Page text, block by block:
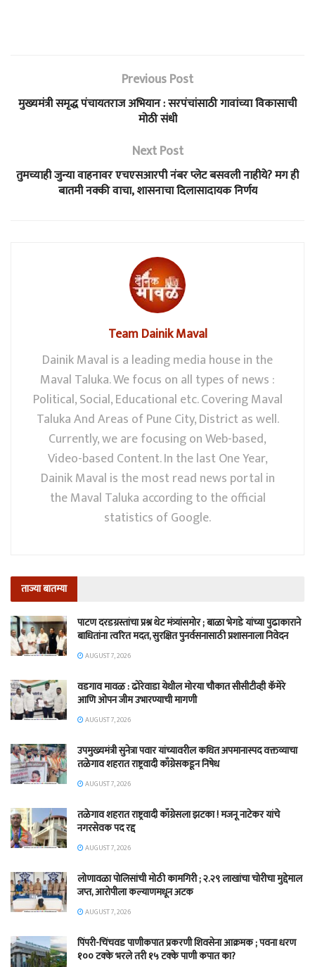
Previous Post
मुख्यमंत्री समृद्ध पंचायतराज अभियान : सरपंचांसाठी गावांच्या विकासाची
मोठी संधी
Next Post
तुमच्याही जुन्या वाहनावर एचएसआरपी नंबर प्लेट बसवली नाहीये? मग ही
बातमी नक्की वाचा, शासनाचा दिलासादायक निर्णय
Team Dainik Maval
Dainik Maval is a leading media house in the
Maval Taluka. We focus on all types of news :
Political, Social, Educational etc. Covering Maval
Taluka And Areas of Pune City, District as well.
Currently, we are focusing on Web-based,
Video-based Content. In the last One Year,
Dainik Maval is the most read news portal in
the Maval Taluka according to the official
statistics of Google.
ताज्या बातम्या
पाटण दरडग्रस्तांचा प्रश्न थेट मंत्र्यांसमोर ; बाळा भेगडे यांच्या पुढाकाराने
बाधितांना त्वरित मदत, सुरक्षित पुनर्वसनासाठी प्रशासनाला निवेदन
AUGUST 7, 2026
वडगाव मावळ : ढोरेवाडा येथील मोरया चौकात सीसीटीव्ही कॅमेरे
आणि ओपन जीम उभारण्याची मागणी
AUGUST 7, 2026
उपमुख्यमंत्री सुनेत्रा पवार यांच्यावरील कथित अपमानास्पद वक्तव्याचा
तळेगाव शहरात राष्ट्रवादी काँग्रेसकडून निषेध
AUGUST 7, 2026
तळेगाव शहरात राष्ट्रवादी काँग्रेसला झटका ! मजनू नाटेकर यांचे
नगरसेवक पद रद्द
AUGUST 7, 2026
लोणावळा पोलिसांची मोठी कामगिरी ; २.२९ लाखांचा चोरीचा मुद्देमाल
जप्त, आरोपीला कल्याणमधून अटक
AUGUST 7, 2026
पिंपरी-चिंचवड पाणीकपात प्रकरणी शिवसेना आक्रमक ; पवना धरण
१०० टक्के भरले तरी १५ टक्के पाणी कपात का?